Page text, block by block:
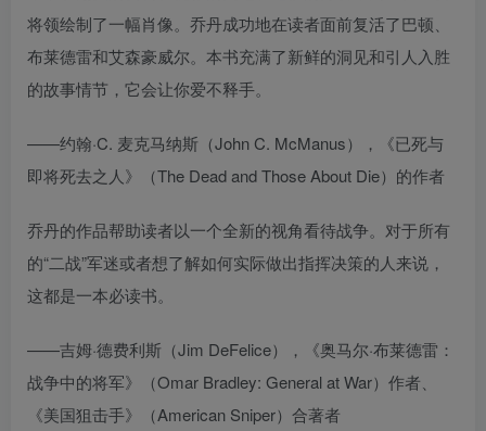
将领绘制了一幅肖像。乔丹成功地在读者面前复活了巴顿、
布莱德雷和艾森豪威尔。本书充满了新鲜的洞见和引人入胜
的故事情节，它会让你爱不释手。
——约翰·C. 麦克马纳斯（John C. McManus），《已死与
即将死去之人》（The Dead and Those About Die）的作者
乔丹的作品帮助读者以一个全新的视角看待战争。对于所有
的“二战”军迷或者想了解如何实际做出指挥决策的人来说，
这都是一本必读书。
——吉姆·德费利斯（Jim DeFelice），《奥马尔·布莱德雷：
战争中的将军》（Omar Bradley: General at War）作者、
《美国狙击手》（American Sniper）合著者